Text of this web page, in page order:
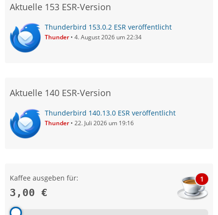
Aktuelle 153 ESR-Version
Thunderbird 153.0.2 ESR veröffentlicht
Thunder 4. August 2026 um 22:34
Aktuelle 140 ESR-Version
Thunderbird 140.13.0 ESR veröffentlicht
Thunder 22. Juli 2026 um 19:16
Kaffee ausgeben für:
3,00 €
1